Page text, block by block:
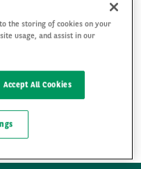
the storing of cookies on your
usage, and assist in our
Accept All Cookies